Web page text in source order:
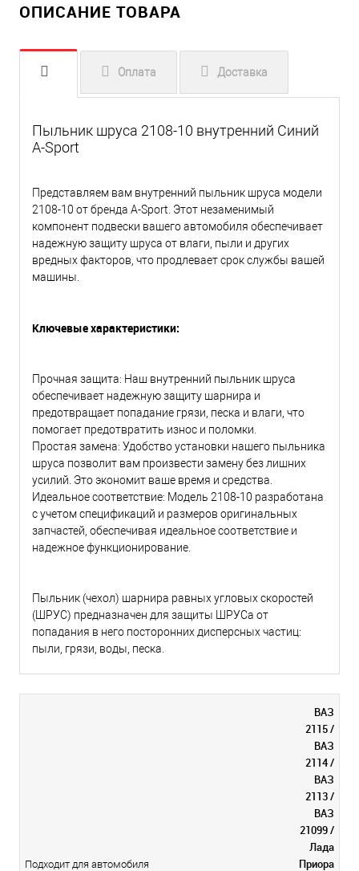
ОПИСАНИЕ ТОВАРА
Оплата Доставка
Пыльник шруса 2108-10 внутренний Синий
A-Sport
Представляем вам внутренний пыльник шруса модели
2108-10 от бренда A-Sport. Этот незаменимый
компонент подвески вашего автомобиля обеспечивает
надежную защиту шруса от влаги, пыли и других
вредных факторов, что продлевает срок службы вашей
машины.
Ключевые характеристики:
Прочная защита: Наш внутренний пыльник шруса
обеспечивает надежную защиту шарнира и
предотвращает попадание грязи, песка и влаги, что
помогает предотвратить износ и поломки.
Простая замена: Удобство установки нашего пыльника
шруса позволит вам произвести замену без лишних
усилий. Это экономит ваше время и средства.
Идеальное соответствие: Модель 2108-10 разработана
с учетом спецификаций и размеров оригинальных
запчастей, обеспечивая идеальное соответствие и
надежное функционирование.
Пыльник (чехол) шарнира равных угловых скоростей
(ШРУС) предназначен для защиты ШРУСа от
попадания в него посторонних дисперсных частиц:
пыли, грязи, воды, песка.
Подходит для автомобиля
ВАЗ
2115 /
ВАЗ
2114 /
ВАЗ
2113 /
ВАЗ
21099 /
Лада
Приора